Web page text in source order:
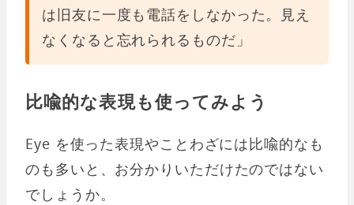
は旧友に一度も電話をしなかった。見え
なくなると忘れられるものだ」
比喩的な表現も使ってみよう
Eye を使った表現やことわざには比喩的なも
のも多いと、お分かりいただけたのではない
でしょうか。